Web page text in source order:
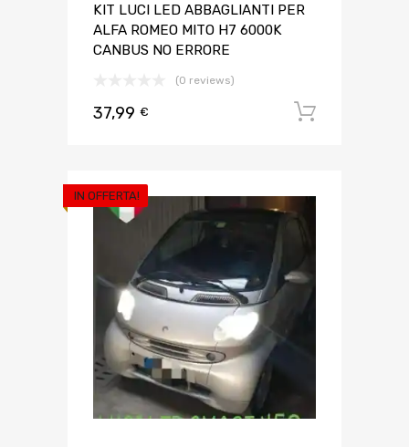
KIT LUCI LED ABBAGLIANTI PER
ALFA ROMEO MITO H7 6000K
CANBUS NO ERRORE
(0 reviews)
37,99 €
IN OFFERTA!